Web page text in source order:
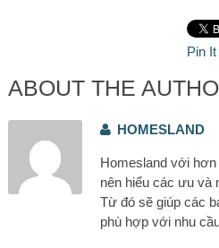
Pin It
ABOUT THE
HOMESLAND
Homesland với
nên hiểu các ưu và
Từ đó sẽ giúp các
phù hợp với nhu